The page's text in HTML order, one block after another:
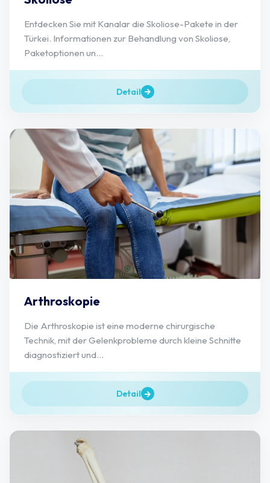
Entdecken Sie mit Kanalar die Skoliose-Pakete in der
Türkei. Informationen zur Behandlung von Skoliose,
Paketoptionen un...
Detail
Arthroskopie
Die Arthroskopie ist eine moderne chirurgische
Technik, mit der Gelenkprobleme durch kleine Schnitte
diagnostiziert und...
Detail